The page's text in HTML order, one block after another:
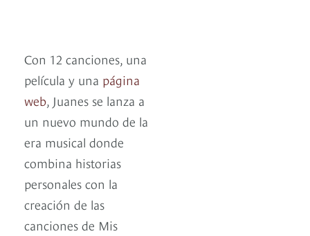
Con 12 canciones, una
película y una página
web, Juanes se lanza a
un nuevo mundo de la
era musical donde
combina historias
personales con la
creación de las
canciones de Mis